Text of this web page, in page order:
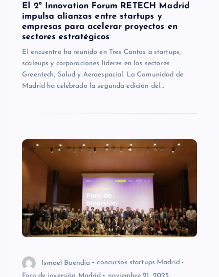
El 2º Innovation Forum RETECH Madrid
impulsa alianzas entre startups y
empresas para acelerar proyectos en
sectores estratégicos
El encuentro ha reunido en Tres Cantos a startups,
scaleups y corporaciones líderes en los sectores
Greentech, Salud y Aeroespacial. La Comunidad de
Madrid ha celebrado la segunda edición del…
Ismael Buendía
concursos startups Madrid